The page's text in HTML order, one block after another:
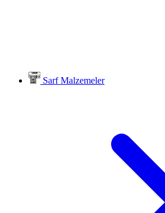
Sarf Malzemeler